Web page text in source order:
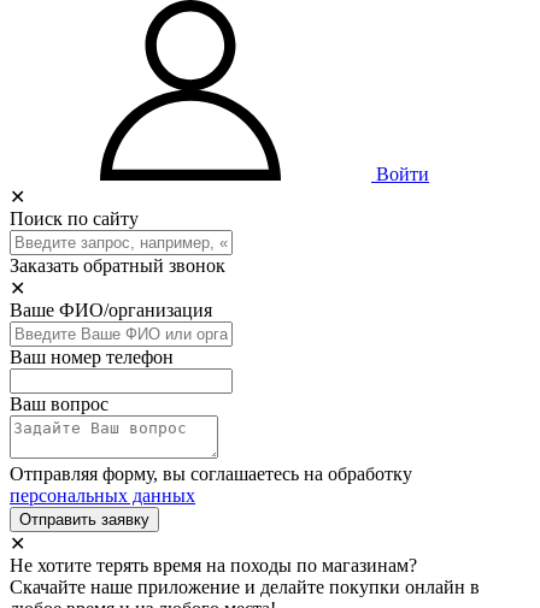
Войти
✕
Поиск по сайту
Заказать обратный звонок
✕
Ваше ФИО/организация
Ваш номер телефон
Ваш вопрос
Отправляя форму, вы соглашаетесь на обработку
персональных данных
Отправить заявку
✕
Не хотите терять время на походы по магазинам?
Скачайте наше приложение и делайте покупки онлайн в